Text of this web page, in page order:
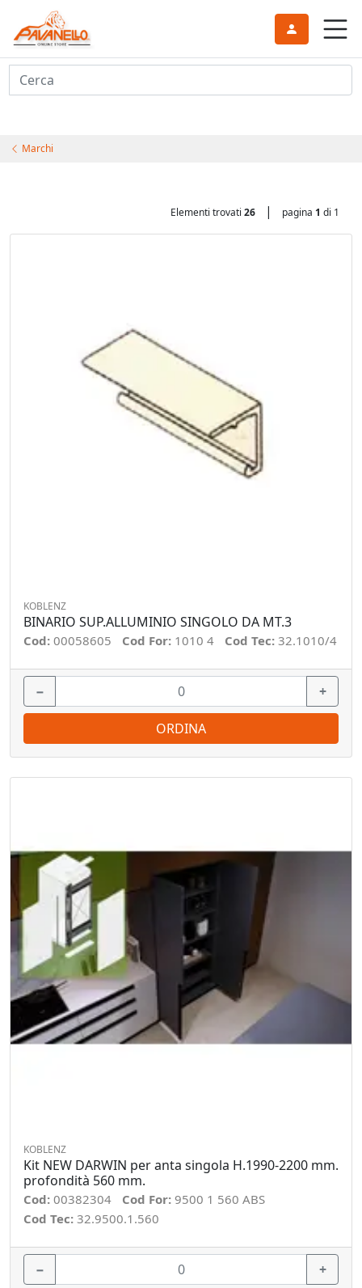
Cerca
Marchi
Elementi trovati 26 | pagina 1 di 1
KOBLENZ
BINARIO SUP.ALLUMINIO SINGOLO DA MT.3
Cod: 00058605 Cod For: 1010 4 Cod Tec: 32.1010/4
− +
ORDINA
KOBLENZ
Kit NEW DARWIN per anta singola H.1990-2200 mm.
profondità 560 mm.
Cod: 00382304 Cod For: 9500 1 560 ABS
Cod Tec: 32.9500.1.560
− +